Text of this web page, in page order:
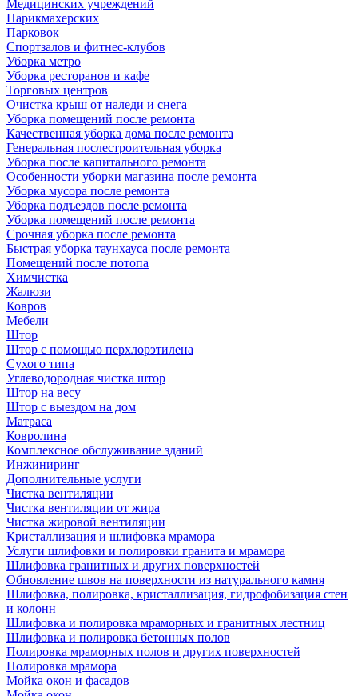
Медицинских учреждений
Парикмахерских
Парковок
Спортзалов и фитнес-клубов
Уборка метро
Уборка ресторанов и кафе
Торговых центров
Очистка крыш от наледи и снега
Уборка помещений после ремонта
Качественная уборка дома после ремонта
Генеральная послестроительная уборка
Уборка после капитального ремонта
Особенности уборки магазина после ремонта
Уборка мусора после ремонта
Уборка подъездов после ремонта
Уборка помещений после ремонта
Срочная уборка после ремонта
Быстрая уборка таунхауса после ремонта
Помещений после потопа
Химчистка
Жалюзи
Ковров
Мебели
Штор
Штор с помощью перхлорэтилена
Сухого типа
Углеводородная чистка штор
Штор на весу
Штор с выездом на дом
Матраса
Ковролина
Комплексное обслуживание зданий
Инжиниринг
Дополнительные услуги
Чистка вентиляции
Чистка вентиляции от жира
Чистка жировой вентиляции
Кристаллизация и шлифовка мрамора
Услуги шлифовки и полировки гранита и мрамора
Шлифовка гранитных и других поверхностей
Обновление швов на поверхности из натурального камня
Шлифовка, полировка, кристаллизация, гидрофобизация стен
и колонн
Шлифовка и полировка мраморных и гранитных лестниц
Шлифовка и полировка бетонных полов
Полировка мраморных полов и других поверхностей
Полировка мрамора
Мойка окон и фасадов